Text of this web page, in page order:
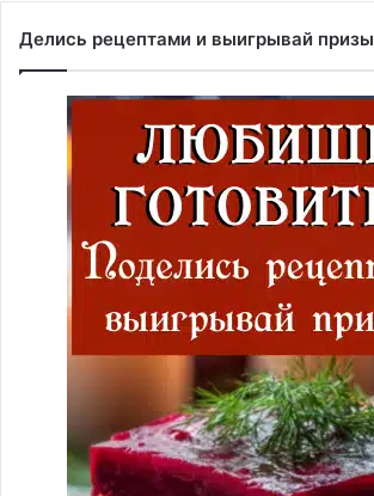
Делись рецептами и выигрывай призы